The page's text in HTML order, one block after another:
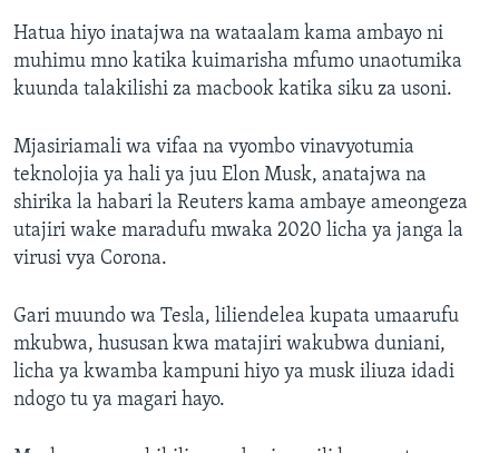
Hatua hiyo inatajwa na wataalam kama ambayo ni
muhimu mno katika kuimarisha mfumo unaotumika
kuunda talakilishi za macbook katika siku za usoni.
Mjasiriamali wa vifaa na vyombo vinavyotumia
teknolojia ya hali ya juu Elon Musk, anatajwa na
shirika la habari la Reuters kama ambaye ameongeza
utajiri wake maradufu mwaka 2020 licha ya janga la
virusi vya Corona.
Gari muundo wa Tesla, liliendelea kupata umaarufu
mkubwa, hususan kwa matajiri wakubwa duniani,
licha ya kwamba kampuni hiyo ya musk iliuza idadi
ndogo tu ya magari hayo.